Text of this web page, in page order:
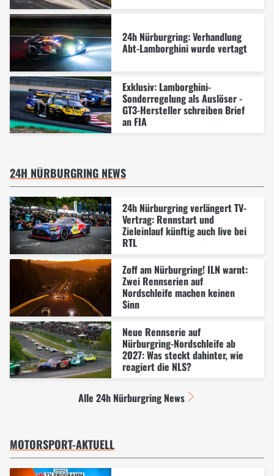
24h Nürburgring: Verhandlung
Abt-Lamborghini wurde vertagt
Exklusiv: Lamborghini-
Sonderregelung als Auslöser -
GT3-Hersteller schreiben Brief
an FIA
24H NÜRBURGRING NEWS
24h Nürburgring verlängert TV-
Vertrag: Rennstart und
Zieleinlauf künftig auch live bei
RTL
Zoff am Nürburgring! ILN warnt:
Zwei Rennserien auf
Nordschleife machen keinen
Sinn
Neue Rennserie auf
Nürburgring-Nordschleife ab
2027: Was steckt dahinter, wie
reagiert die NLS?
Alle 24h Nürburgring News
MOTORSPORT-AKTUELL